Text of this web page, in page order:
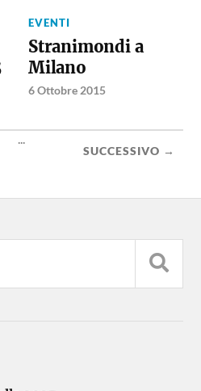
EVENTI
Stranimondi a
Milano
6 Ottobre 2015
SUCCESSIVO →